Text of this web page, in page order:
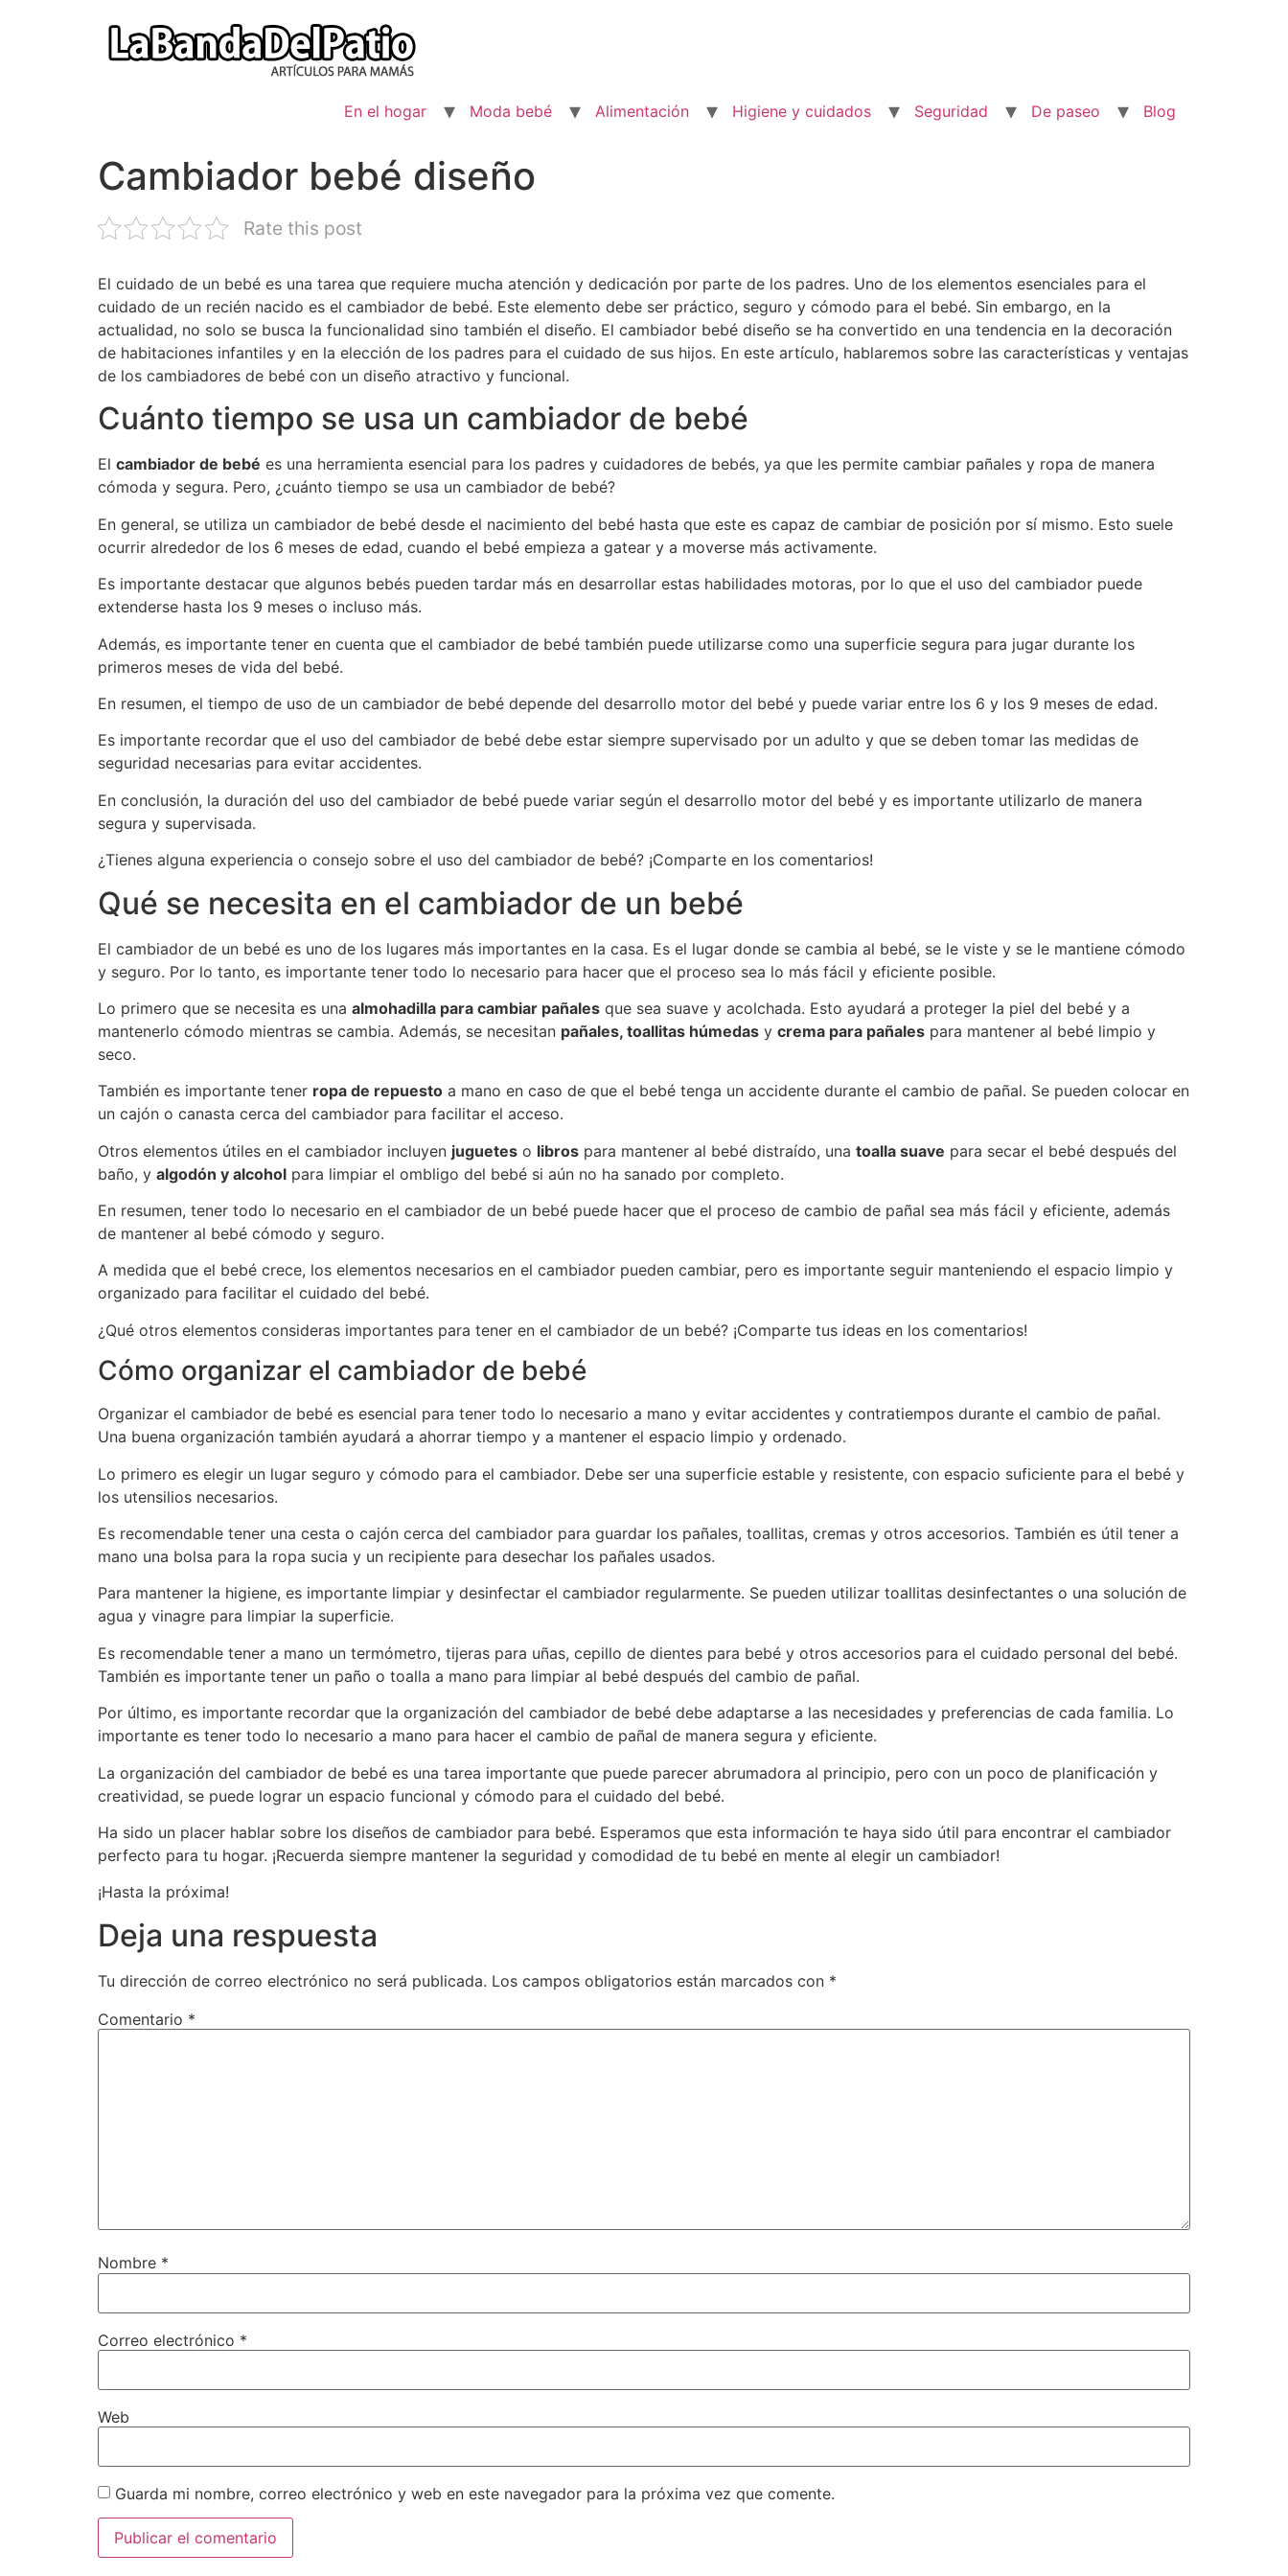
En el hogar Moda bebé Alimentación Higiene y cuidados Seguridad De paseo Blog
Cambiador bebé diseño
Rate this post
El cuidado de un bebé es una tarea que requiere mucha atención y dedicación por parte de los padres. Uno de los elementos esenciales para el
cuidado de un recién nacido es el cambiador de bebé. Este elemento debe ser práctico, seguro y cómodo para el bebé. Sin embargo, en la
actualidad, no solo se busca la funcionalidad sino también el diseño. El cambiador bebé diseño se ha convertido en una tendencia en la decoración
de habitaciones infantiles y en la elección de los padres para el cuidado de sus hijos. En este artículo, hablaremos sobre las características y ventajas
de los cambiadores de bebé con un diseño atractivo y funcional.
Cuánto tiempo se usa un cambiador de bebé
El cambiador de bebé es una herramienta esencial para los padres y cuidadores de bebés, ya que les permite cambiar pañales y ropa de manera
cómoda y segura. Pero, ¿cuánto tiempo se usa un cambiador de bebé?
En general, se utiliza un cambiador de bebé desde el nacimiento del bebé hasta que este es capaz de cambiar de posición por sí mismo. Esto suele
ocurrir alrededor de los 6 meses de edad, cuando el bebé empieza a gatear y a moverse más activamente.
Es importante destacar que algunos bebés pueden tardar más en desarrollar estas habilidades motoras, por lo que el uso del cambiador puede
extenderse hasta los 9 meses o incluso más.
Además, es importante tener en cuenta que el cambiador de bebé también puede utilizarse como una superficie segura para jugar durante los
primeros meses de vida del bebé.
En resumen, el tiempo de uso de un cambiador de bebé depende del desarrollo motor del bebé y puede variar entre los 6 y los 9 meses de edad.
Es importante recordar que el uso del cambiador de bebé debe estar siempre supervisado por un adulto y que se deben tomar las medidas de
seguridad necesarias para evitar accidentes.
En conclusión, la duración del uso del cambiador de bebé puede variar según el desarrollo motor del bebé y es importante utilizarlo de manera
segura y supervisada.
¿Tienes alguna experiencia o consejo sobre el uso del cambiador de bebé? ¡Comparte en los comentarios!
Qué se necesita en el cambiador de un bebé
El cambiador de un bebé es uno de los lugares más importantes en la casa. Es el lugar donde se cambia al bebé, se le viste y se le mantiene cómodo
y seguro. Por lo tanto, es importante tener todo lo necesario para hacer que el proceso sea lo más fácil y eficiente posible.
Lo primero que se necesita es una almohadilla para cambiar pañales que sea suave y acolchada. Esto ayudará a proteger la piel del bebé y a
mantenerlo cómodo mientras se cambia. Además, se necesitan pañales, toallitas húmedas y crema para pañales para mantener al bebé limpio y
seco.
También es importante tener ropa de repuesto a mano en caso de que el bebé tenga un accidente durante el cambio de pañal. Se pueden colocar en
un cajón o canasta cerca del cambiador para facilitar el acceso.
Otros elementos útiles en el cambiador incluyen juguetes o libros para mantener al bebé distraído, una toalla suave para secar el bebé después del
baño, y algodón y alcohol para limpiar el ombligo del bebé si aún no ha sanado por completo.
En resumen, tener todo lo necesario en el cambiador de un bebé puede hacer que el proceso de cambio de pañal sea más fácil y eficiente, además
de mantener al bebé cómodo y seguro.
A medida que el bebé crece, los elementos necesarios en el cambiador pueden cambiar, pero es importante seguir manteniendo el espacio limpio y
organizado para facilitar el cuidado del bebé.
¿Qué otros elementos consideras importantes para tener en el cambiador de un bebé? ¡Comparte tus ideas en los comentarios!
Cómo organizar el cambiador de bebé
Organizar el cambiador de bebé es esencial para tener todo lo necesario a mano y evitar accidentes y contratiempos durante el cambio de pañal.
Una buena organización también ayudará a ahorrar tiempo y a mantener el espacio limpio y ordenado.
Lo primero es elegir un lugar seguro y cómodo para el cambiador. Debe ser una superficie estable y resistente, con espacio suficiente para el bebé y
los utensilios necesarios.
Es recomendable tener una cesta o cajón cerca del cambiador para guardar los pañales, toallitas, cremas y otros accesorios. También es útil tener a
mano una bolsa para la ropa sucia y un recipiente para desechar los pañales usados.
Para mantener la higiene, es importante limpiar y desinfectar el cambiador regularmente. Se pueden utilizar toallitas desinfectantes o una solución de
agua y vinagre para limpiar la superficie.
Es recomendable tener a mano un termómetro, tijeras para uñas, cepillo de dientes para bebé y otros accesorios para el cuidado personal del bebé.
También es importante tener un paño o toalla a mano para limpiar al bebé después del cambio de pañal.
Por último, es importante recordar que la organización del cambiador de bebé debe adaptarse a las necesidades y preferencias de cada familia. Lo
importante es tener todo lo necesario a mano para hacer el cambio de pañal de manera segura y eficiente.
La organización del cambiador de bebé es una tarea importante que puede parecer abrumadora al principio, pero con un poco de planificación y
creatividad, se puede lograr un espacio funcional y cómodo para el cuidado del bebé.
Ha sido un placer hablar sobre los diseños de cambiador para bebé. Esperamos que esta información te haya sido útil para encontrar el cambiador
perfecto para tu hogar. ¡Recuerda siempre mantener la seguridad y comodidad de tu bebé en mente al elegir un cambiador!
¡Hasta la próxima!
Deja una respuesta
Tu dirección de correo electrónico no será publicada. Los campos obligatorios están marcados con *
Comentario *
Nombre *
Correo electrónico *
Web
Guarda mi nombre, correo electrónico y web en este navegador para la próxima vez que comente.